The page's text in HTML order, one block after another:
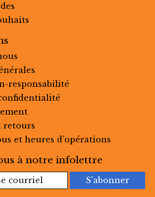
responsabilité
retours
et heures d’opérations
à notre infolettre
S'abonner